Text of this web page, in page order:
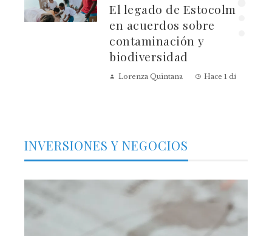
El legado de Estocolmo
en acuerdos sobre
contaminación y
biodiversidad
Lorenza Quintana Hace 1 día
INVERSIONES Y NEGOCIOS